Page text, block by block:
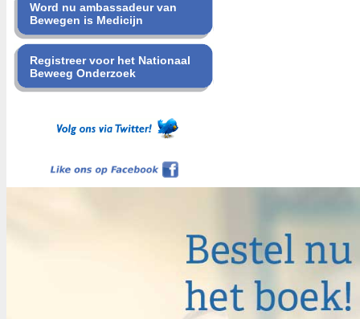
Word nu ambassadeur van
Bewegen is Medicijn
Registreer voor het Nationaal
Beweeg Onderzoek